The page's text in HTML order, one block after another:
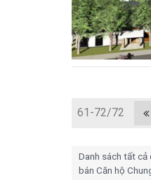
61-72/72
Danh sách tất cả
bán Căn hộ